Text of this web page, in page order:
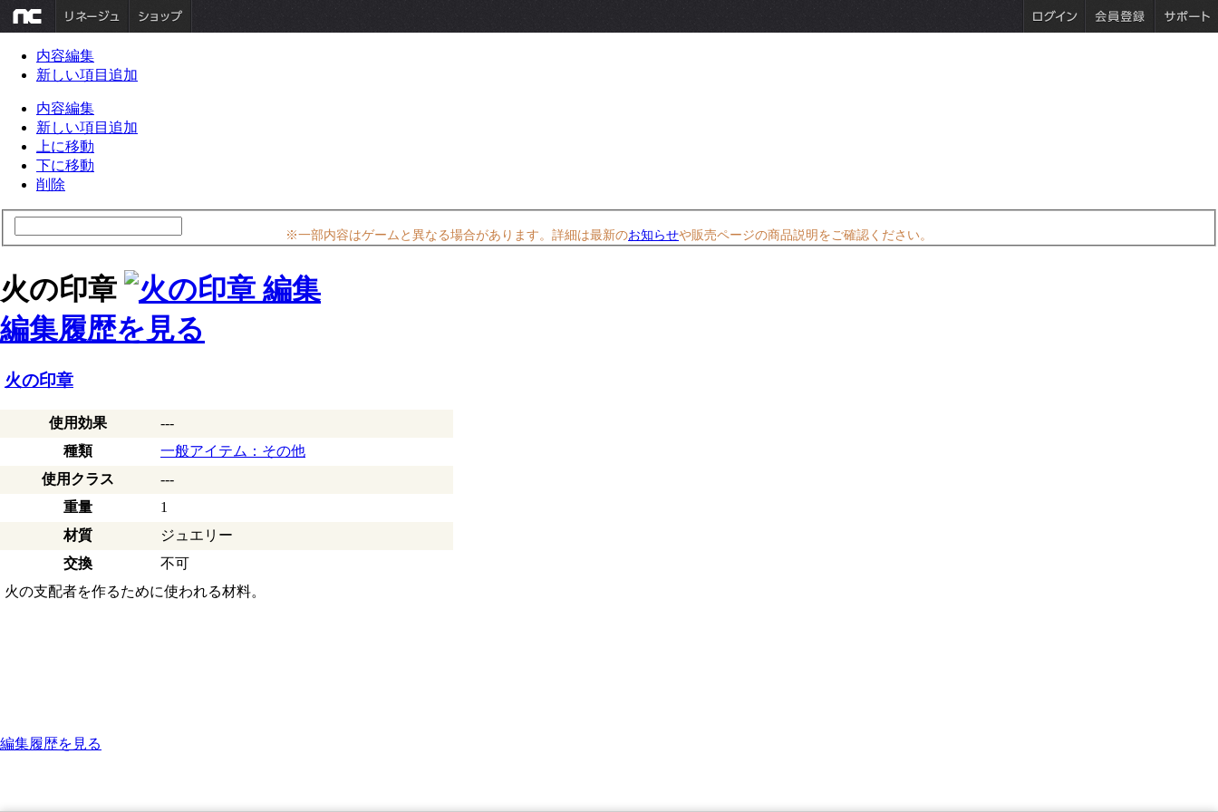
内容編集
新しい項目追加
内容編集
新しい項目追加
上に移動
下に移動
削除
※一部内容はゲームと異なる場合があります。詳細は最新のお知らせや販売ページの商品説明をご確認ください。
火の印章
編集履歴を見る
火の印章
使用効果
---
種類
一般アイテム：その他
使用クラス
---
重量
1
材質
ジュエリー
交換
不可
火の支配者を作るために使われる材料。
編集履歴を見る